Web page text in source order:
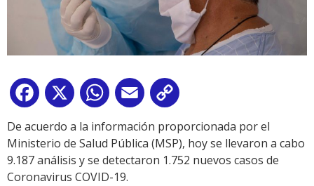
Facebook
X WhatsApp
Email
Link
De acuerdo a la información proporcionada por el
Ministerio de Salud Pública (MSP), hoy se llevaron a cabo
9.187 análisis y se detectaron 1.752 nuevos casos de
Coronavirus COVID-19.